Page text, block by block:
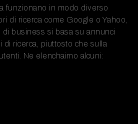
funzionano in modo diverso
di ricerca come Google o Yahoo,
business si basa su annunci
di ricerca, piuttosto che sulla
Ne elenchaimo alcuni: